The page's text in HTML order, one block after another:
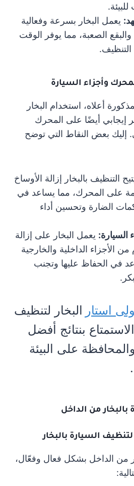
يعمل البخار بسرعة وفعالية
الصعبة، مما يوفر الوقت
وأجزاء السيارة
أعلاه، استخدام البخار
إيجابي أيضًا على المحرك
إليك بعض النقاط التي توضح
التنظيف بالبخار إزالة الأوساخ
على المحرك، مما يساعد في
الضارة وتحسين أداء
السيارة: يعمل البخار على إزالة
الأجزاء الداخلية والخارجية
في الحفاظ عليها وتجنب
استار البخار لتنظيف
بنتائج أفضل
على البيئة
من الداخل
السيارة بالبخار
من الداخل بشكل فعال وفعّال،